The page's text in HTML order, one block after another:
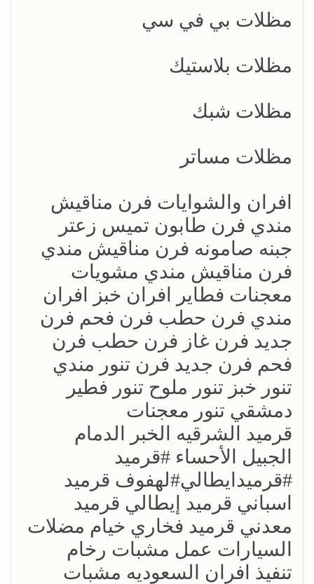
مظلات بي في سي
مظلات بلاستيك
مظلات شبك
مظلات مساتر
افران والشوايات فرن مناقيش
مندي فرن طابون تميس زعتر
جبنه صامونه فرن مناقيش مندي
فرن مناقيش مندي مشويات
معجنات فطاير افران خبز افران
مندي فرن حطب فرن فحم فرن
جديد فرن غاز فرن حطب فرن
فحم فرن جديد فرن تنور مندي
تنور خبز تنور ملوح تنور فطير
دمشقي تنور معجنات
قرميد الشرقيه الخبر الدمام
الجبيل الأحساء #قرميد
#قرميدايطالي#لهفوف قرميد
اسباني قرميد إيطالي قرميد
معدني قرميد فخاري خيام مضلات
السيارات عمل مشبات رخام
تنفيذ افران السعوديه مشبات